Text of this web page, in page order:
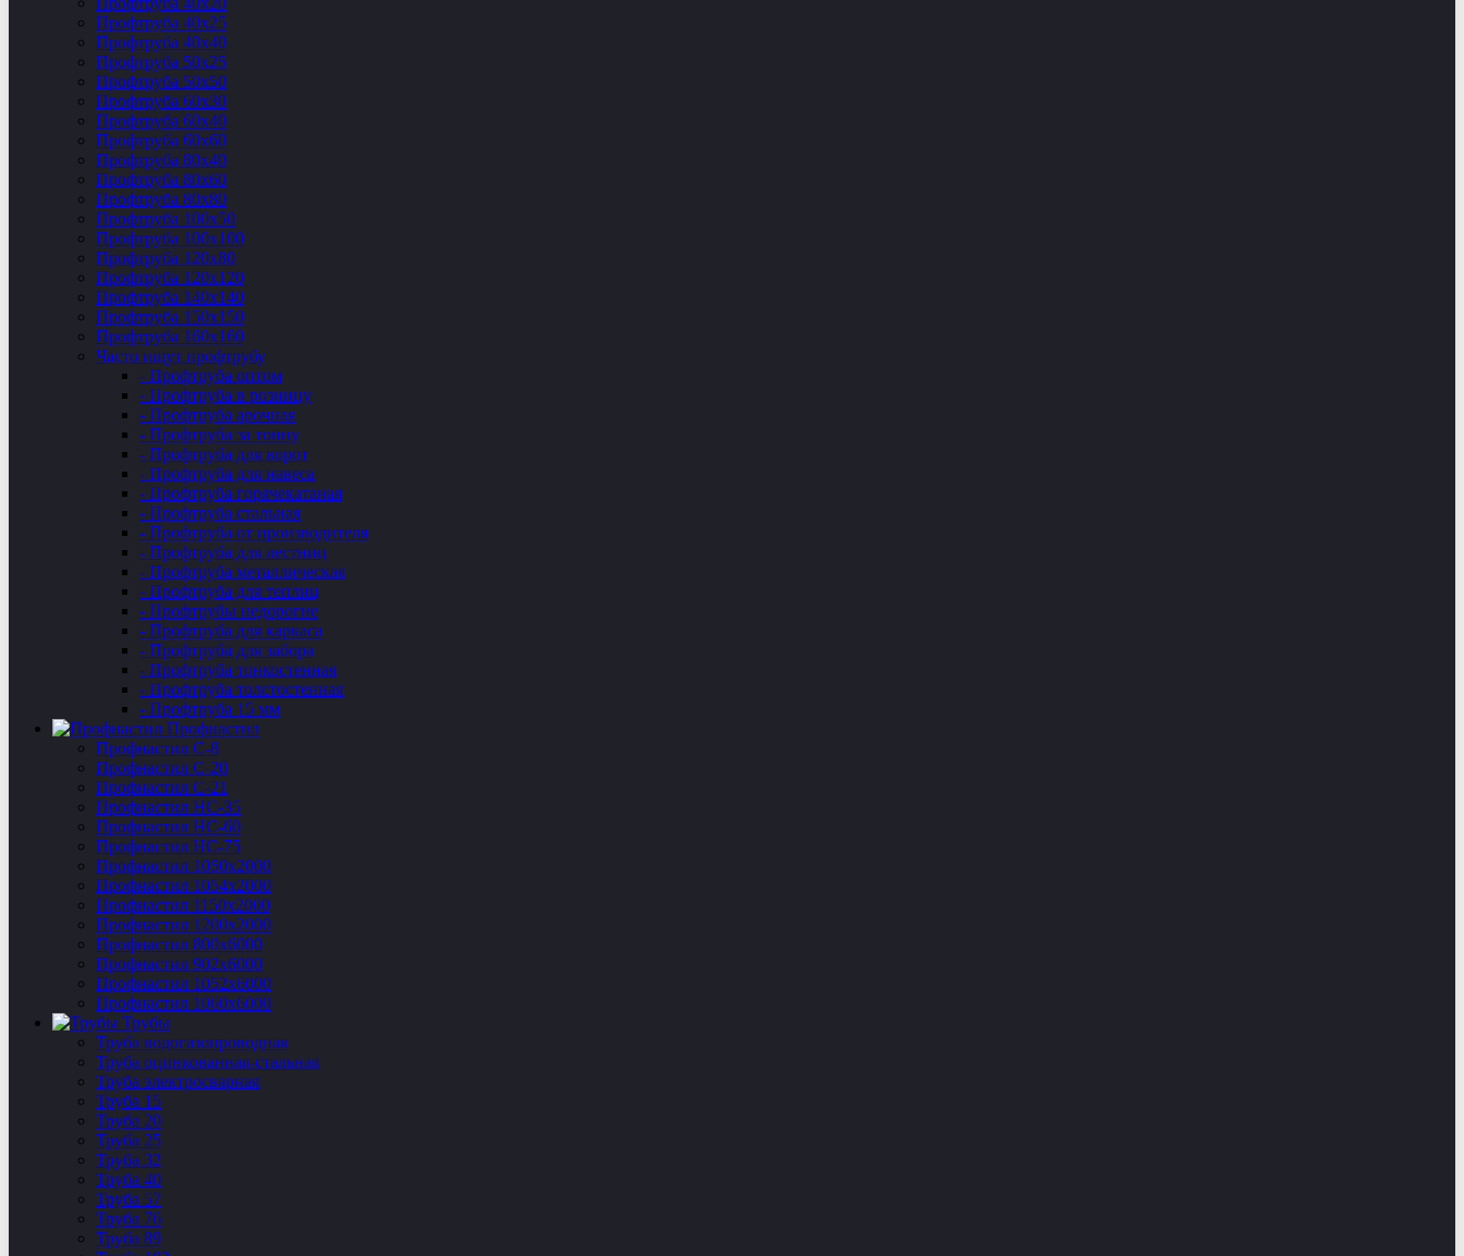
Профтруба 40х25
Профтруба 40х40
Профтруба 50х25
Профтруба 50х50
Профтруба 60х30
Профтруба 60х40
Профтруба 60х60
Профтруба 80х40
Профтруба 80х60
Профтруба 80х80
Профтруба 100х50
Профтруба 100х100
Профтруба 120х80
Профтруба 120х120
Профтруба 140х140
Профтруба 150х150
Профтруба 160х160
Часто ищут профтрубу
- Профтруба оптом
- Профтруба в розницу
- Профтруба арочная
- Профтруба за тонну
- Профтруба для ворот
- Профтруба для навеса
- Профтруба горячекатаная
- Профтруба стальная
- Профтруба от производителя
- Профтруба для лестниц
- Профтруба металлическая
- Профтруба для теплиц
- Профтрубы недорогие
- Профтруба для каркаса
- Профтруба для забора
- Профтруба тонкостенная
- Профтруба толстостенная
- Профтруба 15 мм
Профнастил
Профнастил C-8
Профнастил С-20
Профнастил C-21
Профнастил НС-35
Профнастил НС-60
Профнастил НС-75
Профнастил 1050х2000
Профнастил 1054х2000
Профнастил 1150х2000
Профнастил 1200х2000
Профнастил 800х6000
Профнастил 902х6000
Профнастил 1052х6000
Профнастил 1060х6000
Трубы
Труба водогазопроводная
Труба оцинкованная-стальная
Труба электросварная
Труба 15
Труба 20
Труба 25
Труба 32
Труба 40
Труба 57
Труба 76
Труба 89